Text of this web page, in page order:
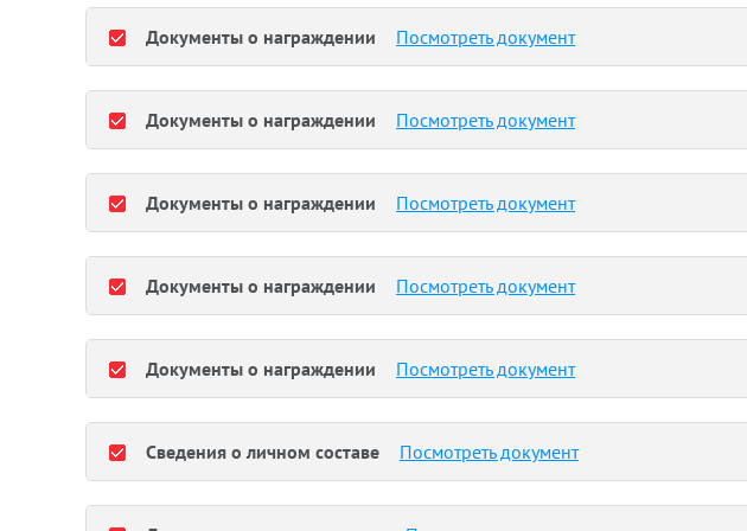
Документы о награждении Посмотреть документ
Документы о награждении Посмотреть документ
Документы о награждении Посмотреть документ
Документы о награждении Посмотреть документ
Документы о награждении Посмотреть документ
Сведения о личном составе Посмотреть документ